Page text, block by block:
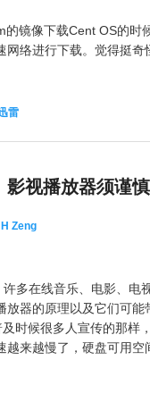
的镜像下载Cent OS的时
络进行下载。觉得挺奇
雷
影视播放器须谨慎
H Zeng
多在线音乐、电影、电
放器的原理以及它们可
时候很多人宣传的那样
来越慢了，硬盘可用空